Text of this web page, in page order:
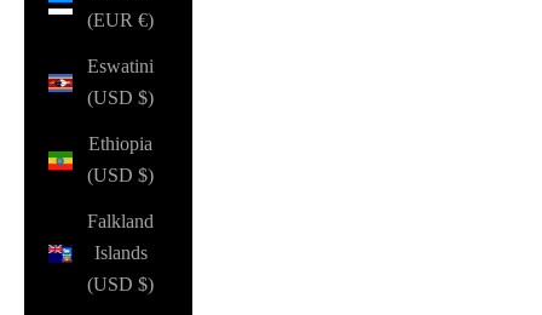
(EUR €)
Eswatini
(USD $)
Ethiopia
(USD $)
Falkland
Islands
(USD $)